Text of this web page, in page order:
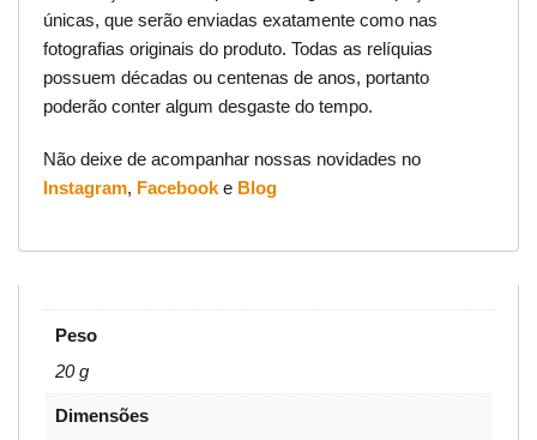
únicas, que serão enviadas exatamente como nas
fotografias originais do produto. Todas as relíquias
possuem décadas ou centenas de anos, portanto
poderão conter algum desgaste do tempo.
Não deixe de acompanhar nossas novidades no
Instagram, Facebook e Blog
Peso
20 g
Dimensões